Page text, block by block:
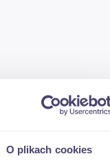
O plikach cookies